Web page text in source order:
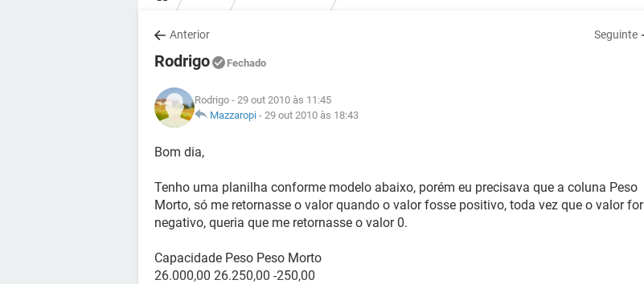
Anterior Seguinte
Rodrigo Fechado
Rodrigo - 29 out 2010 às 11:45
Mazzaropi - 29 out 2010 às 18:43
Bom dia,
Tenho uma planilha conforme modelo abaixo, porém eu precisava que a coluna Peso
Morto, só me retornasse o valor quando o valor fosse positivo, toda vez que o valor for
negativo, queria que me retornasse o valor 0.
Capacidade Peso Peso Morto
26.000,00 26.250,00 -250,00